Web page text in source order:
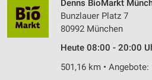
Denns BioMarkt
Bunzlauer Platz 7
80992 München
Heute 08:00 - 20:00
501,16 km •
Analyse von Zielgruppen durch
Kombinationen von Daten aus
Quellen
Entwicklung und Verbesserung